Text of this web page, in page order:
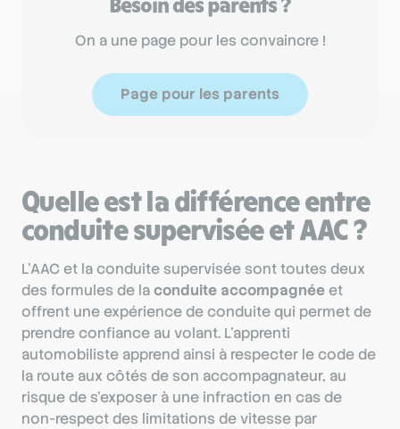
On a une page pour les convaincre !
Page pour les parents
Quelle est la différence entre
conduite supervisée et AAC ?
L'AAC et la conduite supervisée sont toutes deux
des formules de laconduite accompagnéeet
offrent une expérience de conduite qui permet de
prendre confiance au volant. L’apprenti
automobiliste apprend ainsi à respecter le code de
la route aux côtés de son accompagnateur, au
risque de s’exposer à une infraction en cas de
non-respect des limitations de vitesse par